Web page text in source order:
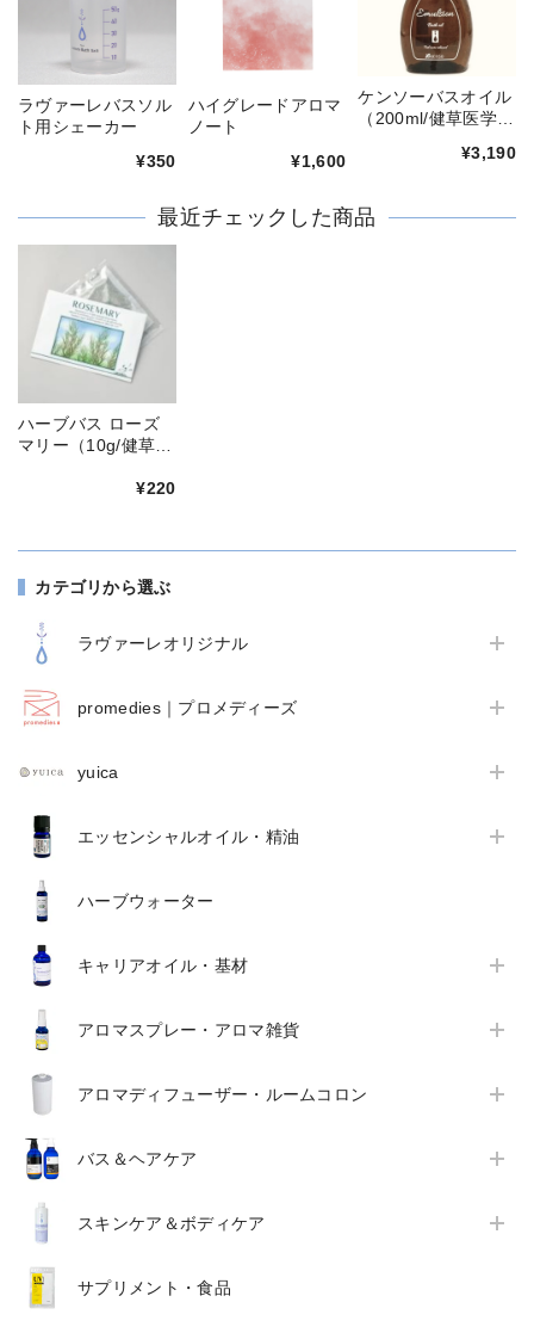
カテゴリから選ぶ
ラヴァーレオリジナル
promedies｜プロメディーズ
yuica
エッセンシャルオイル・精油
ハーブウォーター
キャリアオイル・基材
アロマスプレー・アロマ雑貨
アロマディフューザー・ルームコロン
バス＆ヘアケア
スキンケア＆ボディケア
サプリメント・食品
ラヴァーレバスソル
ト用シェーカー
¥350
ハイグレードアロマ
ノート
¥1,600
ケンソーバスオイル
（200ml/健草医学
¥3,190
最近チェックした商品
ハーブバス ローズ
マリー（10g/健草医
¥220